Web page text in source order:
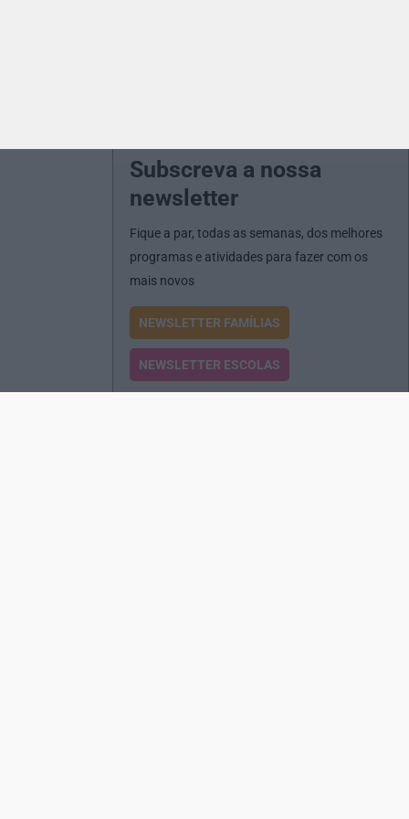
Subscreva a nossa
newsletter
Fique a par, todas as semanas, dos melhores
programas e atividades para fazer com os
mais novos
NEWSLETTER FAMÍLIAS
NEWSLETTER ESCOLAS